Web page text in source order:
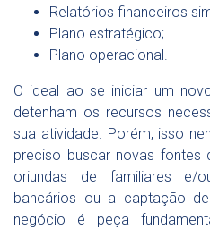
Relatórios financeiros
Plano estratégico;
Plano operacional.
O ideal ao se iniciar um
detenham os recursos
sua atividade. Porém, isso
preciso buscar novas fontes
oriundas de familiares e/
bancários ou a captação
negócio é peça